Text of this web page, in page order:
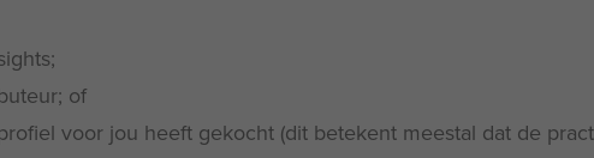
of
voor jou heeft gekocht (dit betekent meestal dat de